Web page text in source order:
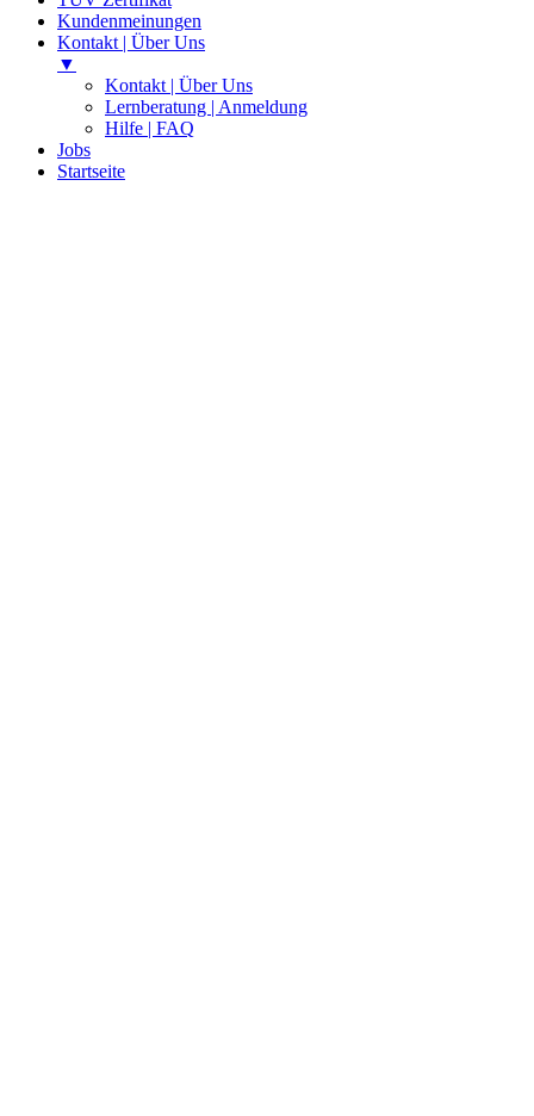
Kundenmeinungen
Kontakt | Über Uns
▼
Kontakt | Über Uns
Lernberatung | Anmeldung
Hilfe | FAQ
Jobs
Startseite